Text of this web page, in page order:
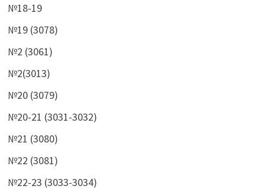
№18-19
№19 (3078)
№2 (3061)
№2(3013)
№20 (3079)
№20-21 (3031-3032)
№21 (3080)
№22 (3081)
№22-23 (3033-3034)